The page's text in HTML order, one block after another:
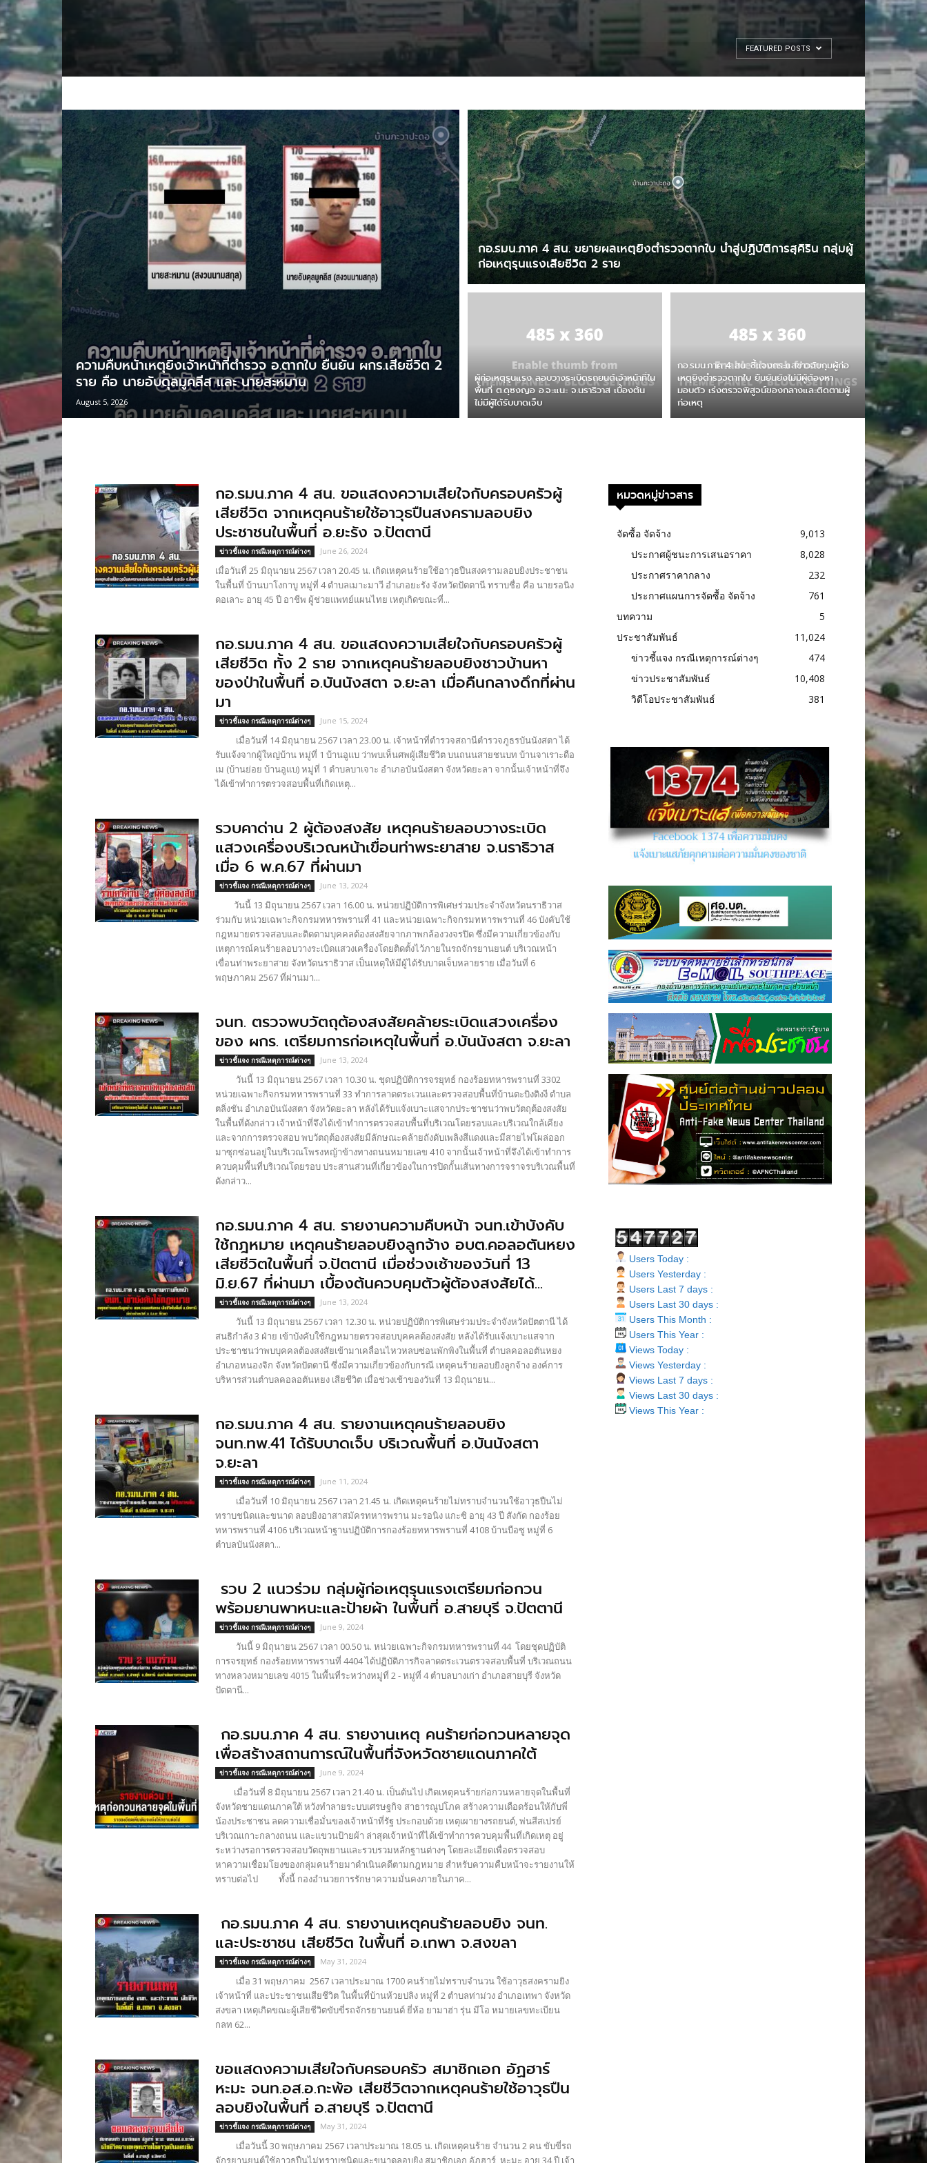
FEATURED POSTS
ความคืบหน้าเหตุยิงเจ้าหน้าที่ตำรวจ อ.ตากใบ ยืนยัน ผกร.เสียชีวิต 2
ราย คือ นายอับดุลมูคลีส และ นายสะหมาน
August 5, 2026
กอ.รมน.ภาค 4 สน. ขยายผลเหตุยิงตำรวจตากใบ นำสู่ปฏิบัติการสุคิริน กลุ่มผู้
ก่อเหตุรุนแรงเสียชีวิต 2 ราย
ผู้ก่อเหตุรุนแรง ลอบวางระเบิดรถยนต์เจ้าหน้าที่ใน
พื้นที่ ต.ดุซงญอ อ.จะแนะ จ.นราธิวาส เบื้องต้น
ไม่มีผู้ได้รับบาดเจ็บ
กอ.รมน.ภาค 4 สน. ชี้แจงกระแสข่าวจับกุมผู้ก่อ
เหตุยิงตำรวจตากใบ ยืนยันยังไม่มีผู้ต้องหา
มอบตัว เร่งตรวจพิสูจน์ของกลางและติดตามผู้
ก่อเหตุ
กอ.รมน.ภาค 4 สน. ขอแสดงความเสียใจกับครอบครัวผู้
เสียชีวิต จากเหตุคนร้ายใช้อาวุธปืนสงครามลอบยิง
ประชาชนในพื้นที่ อ.ยะรัง จ.ปัตตานี
ข่าวชี้แจง กรณีเหตุการณ์ต่างๆ June 26, 2024
เมื่อวันที่ 25 มิถุนายน 2567 เวลา 20.45 น. เกิดเหตุคนร้ายใช้อาวุธปืนสงครามลอบยิงประชาชน
ในพื้นที่ บ้านบาโงกาบู หมู่ที่ 4 ตำบลเมาะมาวี อำเภอยะรัง จังหวัดปัตตานี ทราบชื่อ คือ นายรอนิง
ดอเลาะ อายุ 45 ปี อาชีพ ผู้ช่วยแพทย์แผนไทย เหตุเกิดขณะที่...
กอ.รมน.ภาค 4 สน. ขอแสดงความเสียใจกับครอบครัวผู้
เสียชีวิต ทั้ง 2 ราย จากเหตุคนร้ายลอบยิงชาวบ้านหา
ของป่าในพื้นที่ อ.บันนังสตา จ.ยะลา เมื่อคืนกลางดึกที่ผ่าน
มา
ข่าวชี้แจง กรณีเหตุการณ์ต่างๆ June 15, 2024
เมื่อวันที่ 14 มิถุนายน 2567 เวลา 23.00 น. เจ้าหน้าที่ตำรวจสถานีตำรวจภูธรบันนังสตา ได้
รับแจ้งจากผู้ใหญ่บ้าน หมู่ที่ 1 บ้านอูแบ ว่าพบเห็นศพผู้เสียชีวิต บนถนนสายชนบท บ้านจาเราะดือ
เม (บ้านย่อย บ้านอูแบ) หมู่ที่ 1 ตำบลบาเจาะ อำเภอบันนังสตา จังหวัดยะลา จากนั้นเจ้าหน้าที่จึง
ได้เข้าทำการตรวจสอบพื้นที่เกิดเหตุ...
รวบคาด่าน 2 ผู้ต้องสงสัย เหตุคนร้ายลอบวางระเบิด
แสวงเครื่องบริเวณหน้าเขื่อนท่าพระยาสาย จ.นราธิวาส
เมื่อ 6 พ.ค.67 ที่ผ่านมา
ข่าวชี้แจง กรณีเหตุการณ์ต่างๆ June 13, 2024
วันนี้ 13 มิถุนายน 2567 เวลา 16.00 น. หน่วยปฏิบัติการพิเศษร่วมประจำจังหวัดนราธิวาส
ร่วมกับ หน่วยเฉพาะกิจกรมทหารพรานที่ 41 และหน่วยเฉพาะกิจกรมทหารพรานที่ 46 บังคับใช้
กฎหมายตรวจสอบและติดตามบุคคลต้องสงสัยจากภาพกล้องวงจรปิด ซึ่งมีความเกี่ยวข้องกับ
เหตุการณ์คนร้ายลอบวางระเบิดแสวงเครื่องโดยติดตั้งไว้ภายในรถจักรยานยนต์ บริเวณหน้า
เขื่อนท่าพระยาสาย จังหวัดนราธิวาส เป็นเหตุให้มีผู้ได้รับบาดเจ็บหลายราย เมื่อวันที่ 6
พฤษภาคม 2567 ที่ผ่านมา...
จนท. ตรวจพบวัตถุต้องสงสัยคล้ายระเบิดแสวงเครื่อง
ของ ผกร. เตรียมการก่อเหตุในพื้นที่ อ.บันนังสตา จ.ยะลา
ข่าวชี้แจง กรณีเหตุการณ์ต่างๆ June 13, 2024
วันนี้ 13 มิถุนายน 2567 เวลา 10.30 น. ชุดปฏิบัติการจรยุทธ์ กองร้อยทหารพรานที่ 3302
หน่วยเฉพาะกิจกรมทหารพรานที่ 33 ทำการลาดตระเวนและตรวจสอบพื้นที่บ้านตะบิงติงงี ตำบล
ตลิ่งชัน อำเภอบันนังสตา จังหวัดยะลา หลังได้รับแจ้งเบาะแสจากประชาชนว่าพบวัตถุต้องสงสัย
ในพื้นที่ดังกล่าว เจ้าหน้าที่จึงได้เข้าทำการตรวจสอบพื้นที่บริเวณโดยรอบและบริเวณใกล้เคียง
และจากการตรวจสอบ พบวัตถุต้องสงสัยมีลักษณะคล้ายถังดับเพลิงสีแดงและมีสายไฟโผล่ออก
มาซุกซ่อนอยู่ในบริเวณโพรงหญ้าข้างทางถนนหมายเลข 410 จากนั้นเจ้าหน้าที่จึงได้เข้าทำการ
ควบคุมพื้นที่บริเวณโดยรอบ ประสานส่วนที่เกี่ยวข้องในการปิดกั้นเส้นทางการจราจรบริเวณพื้นที่
ดังกล่าว...
กอ.รมน.ภาค 4 สน. รายงานความคืบหน้า จนท.เข้าบังคับ
ใช้กฎหมาย เหตุคนร้ายลอบยิงลูกจ้าง อบต.คอลอตันหยง
เสียชีวิตในพื้นที่ จ.ปัตตานี เมื่อช่วงเช้าของวันที่ 13
มิ.ย.67 ที่ผ่านมา เบื้องต้นควบคุมตัวผู้ต้องสงสัยได้...
ข่าวชี้แจง กรณีเหตุการณ์ต่างๆ June 13, 2024
วันนี้ 13 มิถุนายน 2567 เวลา 12.30 น. หน่วยปฏิบัติการพิเศษร่วมประจำจังหวัดปัตตานี ได้
สนธิกำลัง 3 ฝ่าย เข้าบังคับใช้กฎหมายตรวจสอบบุคคลต้องสงสัย หลังได้รับแจ้งเบาะแสจาก
ประชาชนว่าพบบุคคลต้องสงสัยเข้ามาเคลื่อนไหวหลบซ่อนพักพิงในพื้นที่ ตำบลคอลอตันหยง
อำเภอหนองจิก จังหวัดปัตตานี ซึ่งมีความเกี่ยวข้องกับกรณี เหตุคนร้ายลอบยิงลูกจ้าง องค์การ
บริหารส่วนตำบลคอลอตันหยง เสียชีวิต เมื่อช่วงเช้าของวันที่ 13 มิถุนายน...
กอ.รมน.ภาค 4 สน. รายงานเหตุคนร้ายลอบยิง
จนท.ทพ.41 ได้รับบาดเจ็บ บริเวณพื้นที่ อ.บันนังสตา
จ.ยะลา
ข่าวชี้แจง กรณีเหตุการณ์ต่างๆ June 11, 2024
เมื่อวันที่ 10 มิถุนายน 2567 เวลา 21.45 น. เกิดเหตุคนร้ายไม่ทราบจำนวนใช้อาวุธปืนไม่
ทราบชนิดและขนาด ลอบยิงอาสาสมัครทหารพราน มะรอนิง แกะซิ อายุ 43 ปี สังกัด กองร้อย
ทหารพรานที่ 4106 บริเวณหน้าฐานปฏิบัติการกองร้อยทหารพรานที่ 4108 บ้านบือซู หมู่ที่ 6
ตำบลบันนังสตา...
รวบ 2 แนวร่วม กลุ่มผู้ก่อเหตุรุนแรงเตรียมก่อกวน
พร้อมยานพาหนะและป้ายผ้า ในพื้นที่ อ.สายบุรี จ.ปัตตานี
ข่าวชี้แจง กรณีเหตุการณ์ต่างๆ June 9, 2024
วันนี้ 9 มิถุนายน 2567 เวลา 00.50 น. หน่วยเฉพาะกิจกรมทหารพรานที่ 44 โดยชุดปฏิบัติ
การจรยุทธ์ กองร้อยทหารพรานที่ 4404 ได้ปฏิบัติภารกิจลาดตระเวนตรวจสอบพื้นที่ บริเวณถนน
ทางหลวงหมายเลข 4015 ในพื้นที่ระหว่างหมู่ที่ 2 - หมู่ที่ 4 ตำบลบางเก่า อำเภอสายบุรี จังหวัด
ปัตตานี...
กอ.รมน.ภาค 4 สน. รายงานเหตุ คนร้ายก่อกวนหลายจุด
เพื่อสร้างสถานการณ์ในพื้นที่จังหวัดชายแดนภาคใต้
ข่าวชี้แจง กรณีเหตุการณ์ต่างๆ June 9, 2024
เมื่อวันที่ 8 มิถุนายน 2567 เวลา 21.40 น. เป็นต้นไป เกิดเหตุคนร้ายก่อกวนหลายจุดในพื้นที่
จังหวัดชายแดนภาคใต้ หวังทำลายระบบเศรษฐกิจ สาธารณูปโภค สร้างความเดือดร้อนให้กับพี่
น้องประชาชน ลดความเชื่อมั่นของเจ้าหน้าที่รัฐ ประกอบด้วย เหตุเผายางรถยนต์, พ่นสีสเปรย์
บริเวณเกาะกลางถนน และแขวนป้ายผ้า ล่าสุดเจ้าหน้าที่ได้เข้าทำการควบคุมพื้นที่เกิดเหตุ อยู่
ระหว่างรอการตรวจสอบวัตถุพยานและรวบรวมหลักฐานต่างๆ โดยละเอียดเพื่อตรวจสอบ
หาความเชื่อมโยงของกลุ่มคนร้ายมาดำเนินคดีตามกฎหมาย สำหรับความคืบหน้าจะรายงานให้
ทราบต่อไป ทั้งนี้ กองอำนวยการรักษาความมั่นคงภายในภาค...
กอ.รมน.ภาค 4 สน. รายงานเหตุคนร้ายลอบยิง จนท.
และประชาชน เสียชีวิต ในพื้นที่ อ.เทพา จ.สงขลา
ข่าวชี้แจง กรณีเหตุการณ์ต่างๆ May 31, 2024
เมื่อ 31 พฤษภาคม 2567 เวลาประมาณ 1700 คนร้ายไม่ทราบจำนวน ใช้อาวุธสงครามยิง
เจ้าหน้าที่ และประชาชนเสียชีวิต ในพื้นที่บ้านห้วยปลิง หมู่ที่ 2 ตำบลท่าม่วง อำเภอเทพา จังหวัด
สงขลา เหตุเกิดขณะผู้เสียชีวิตขับขี่รถจักรยานยนต์ ยี่ห้อ ยามาฮ่า รุ่น มีโอ หมายเลขทะเบียน
กลท 62...
ขอแสดงความเสียใจกับครอบครัว สมาชิกเอก อัฏฮาร์
หะมะ จนท.อส.อ.กะพ้อ เสียชีวิตจากเหตุคนร้ายใช้อาวุธปืน
ลอบยิงในพื้นที่ อ.สายบุรี จ.ปัตตานี
ข่าวชี้แจง กรณีเหตุการณ์ต่างๆ May 31, 2024
เมื่อวันนี้ 30 พฤษภาคม 2567 เวลาประมาณ 18.05 น. เกิดเหตุคนร้าย จำนวน 2 คน ขับขี่รถ
จักรยานยนต์ใช้อาวุธปืนไม่ทราบชนิดและขนาดลอบยิง สมาชิกเอก อัฏฮาร์ หะมะ อายุ 34 ปี เจ้า
หมวดหมู่ข่าวสาร
จัดซื้อ จัดจ้าง
9,013
ประกาศผู้ชนะการเสนอราคา
8,028
ประกาศราคากลาง
232
ประกาศแผนการจัดซื้อ จัดจ้าง
761
บทความ
5
ประชาสัมพันธ์
11,024
ข่าวชี้แจง กรณีเหตุการณ์ต่างๆ
474
ข่าวประชาสัมพันธ์
10,408
วิดีโอประชาสัมพันธ์
381
Users Today :
Users Yesterday :
Users Last 7 days :
Users Last 30 days :
Users This Month :
Users This Year :
Views Today :
Views Yesterday :
Views Last 7 days :
Views Last 30 days :
Views This Year :